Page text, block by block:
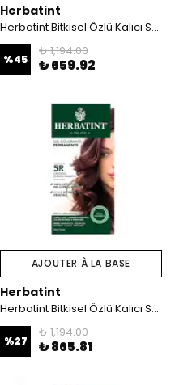
Herbatint
Herbatint Bitkisel Özlü Kalıcı Saç Boyası | Bakır Kumral (Blond Cuivre 7R) 170 ml
%45
₺ 1,194.00
₺ 659.92
AJOUTER À LA BASE
Herbatint
Herbatint Bitkisel Özlü Kalıcı Saç Boyası | Açık Bakır Kestane (Light Brown Copper 5R) 170 ml
%27
₺ 1,194.00
₺ 865.81